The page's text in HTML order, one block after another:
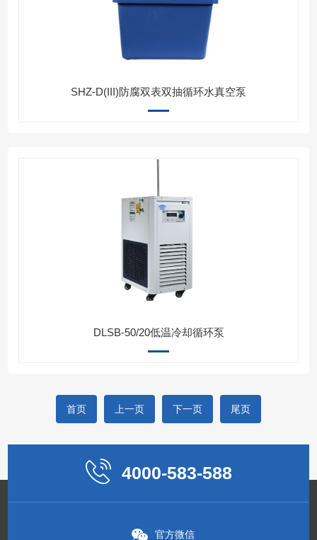
SHZ-D(III)防腐双表双抽循环水真空泵
DLSB-50/20低温冷却循环泵
首页 上一页 下一页 尾页
4000-583-588
官方微信